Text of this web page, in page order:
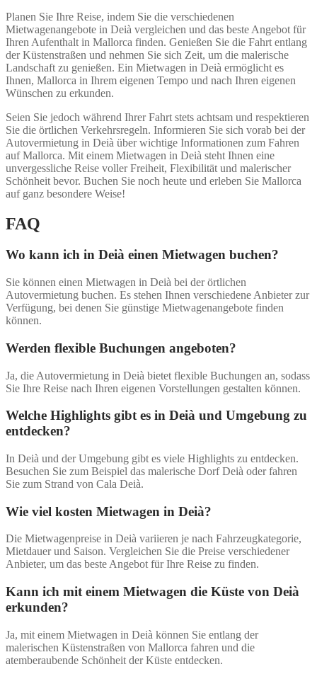
Planen Sie Ihre Reise, indem Sie die verschiedenen
Mietwagenangebote in Deià vergleichen und das beste Angebot für
Ihren Aufenthalt in Mallorca finden. Genießen Sie die Fahrt entlang
der Küstenstraßen und nehmen Sie sich Zeit, um die malerische
Landschaft zu genießen. Ein Mietwagen in Deià ermöglicht es
Ihnen, Mallorca in Ihrem eigenen Tempo und nach Ihren eigenen
Wünschen zu erkunden.
Seien Sie jedoch während Ihrer Fahrt stets achtsam und respektieren
Sie die örtlichen Verkehrsregeln. Informieren Sie sich vorab bei der
Autovermietung in Deià über wichtige Informationen zum Fahren
auf Mallorca. Mit einem Mietwagen in Deià steht Ihnen eine
unvergessliche Reise voller Freiheit, Flexibilität und malerischer
Schönheit bevor. Buchen Sie noch heute und erleben Sie Mallorca
auf ganz besondere Weise!
FAQ
Wo kann ich in Deià einen Mietwagen buchen?
Sie können einen Mietwagen in Deià bei der örtlichen
Autovermietung buchen. Es stehen Ihnen verschiedene Anbieter zur
Verfügung, bei denen Sie günstige Mietwagenangebote finden
können.
Werden flexible Buchungen angeboten?
Ja, die Autovermietung in Deià bietet flexible Buchungen an, sodass
Sie Ihre Reise nach Ihren eigenen Vorstellungen gestalten können.
Welche Highlights gibt es in Deià und Umgebung zu
entdecken?
In Deià und der Umgebung gibt es viele Highlights zu entdecken.
Besuchen Sie zum Beispiel das malerische Dorf Deià oder fahren
Sie zum Strand von Cala Deià.
Wie viel kosten Mietwagen in Deià?
Die Mietwagenpreise in Deià variieren je nach Fahrzeugkategorie,
Mietdauer und Saison. Vergleichen Sie die Preise verschiedener
Anbieter, um das beste Angebot für Ihre Reise zu finden.
Kann ich mit einem Mietwagen die Küste von Deià
erkunden?
Ja, mit einem Mietwagen in Deià können Sie entlang der
malerischen Küstenstraßen von Mallorca fahren und die
atemberaubende Schönheit der Küste entdecken.